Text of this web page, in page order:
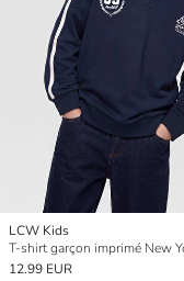
LCW Kids
T-shirt garçon imprimé New
12.99 EUR